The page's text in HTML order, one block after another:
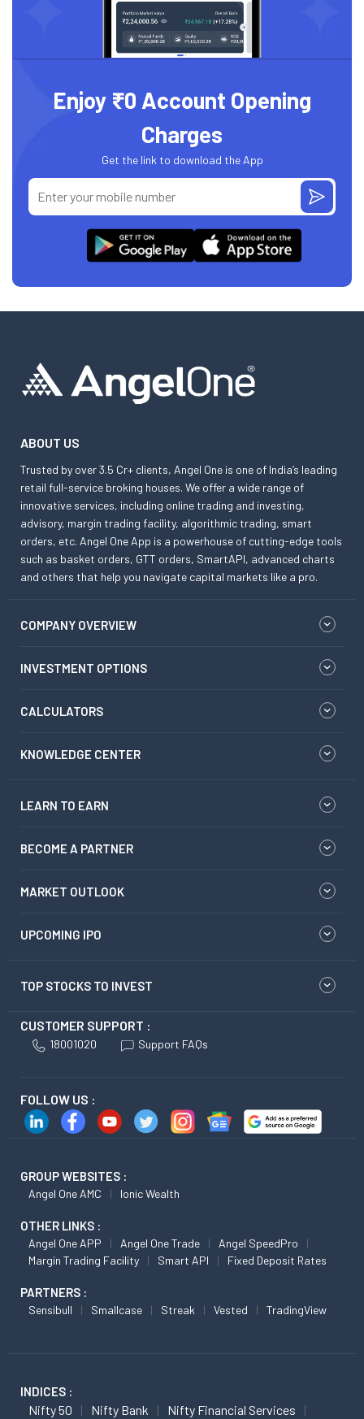
Enjoy ₹0 Account Opening
Charges
Get the link to download the App
ABOUT US
Trusted by over 3.5 Cr+ clients, Angel One is one of India’s leading
retail full-service broking houses. We offer a wide range of
innovative services, including online trading and investing,
advisory, margin trading facility, algorithmic trading, smart
orders, etc. Angel One App is a powerhouse of cutting-edge tools
such as basket orders, GTT orders, SmartAPI, advanced charts
and others that help you navigate capital markets like a pro.
COMPANY OVERVIEW
INVESTMENT OPTIONS
CALCULATORS
KNOWLEDGE CENTER
LEARN TO EARN
BECOME A PARTNER
MARKET OUTLOOK
UPCOMING IPO
TOP STOCKS TO INVEST
CUSTOMER SUPPORT :
18001020 Support FAQs
FOLLOW US :
GROUP WEBSITES :
Angel One AMC Ionic Wealth
OTHER LINKS :
Angel One APP Angel One Trade
Angel SpeedPro
Margin Trading Facility
Smart API Fixed Deposit Rates
PARTNERS :
Sensibull Smallcase Streak Vested TradingView
INDICES :
Nifty 50 Nifty Bank
Nifty Financial Services